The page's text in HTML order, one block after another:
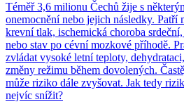
Téměř 3,6 milionu Čechů žije s
onemocnění nebo jejich následky. Patří
krevní tlak, ischemická choroba
nebo stav po cévní mozkové příhodě.
zvládat vysoké letní teploty,
změny režimu během dovolených.
může riziko dále zvyšovat. Jak tedy
nejvíc snížit?